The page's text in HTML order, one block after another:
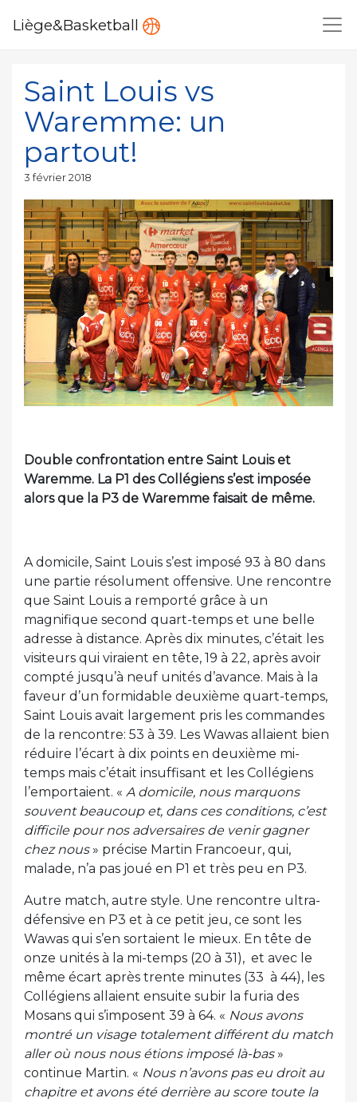
Liège&Basketball
Saint Louis vs
Waremme: un
partout!
Publié
3 février 2018
Double confrontation entre Saint Louis et
Waremme. La P1 des Collégiens s’est imposée
alors que la P3 de Waremme faisait de même.
A domicile, Saint Louis s’est imposé 93 à 80 dans
une partie résolument offensive. Une rencontre
que Saint Louis a remporté grâce à un
magnifique second quart-temps et une belle
adresse à distance. Après dix minutes, c’était les
visiteurs qui viraient en tête, 19 à 22, après avoir
compté jusqu’à neuf unités d’avance. Mais à la
faveur d’un formidable deuxième quart-temps,
Saint Louis avait largement pris les commandes
de la rencontre: 53 à 39. Les Wawas allaient bien
réduire l’écart à dix points en deuxième mi-
temps mais c’était insuffisant et les Collégiens
l’emportaient. « A domicile, nous marquons
souvent beaucoup et, dans ces conditions, c’est
difficile pour nos adversaires de venir gagner
chez nous» précise Martin Francoeur, qui,
malade, n’a pas joué en P1 et très peu en P3.
Autre match, autre style. Une rencontre ultra-
défensive en P3 et à ce petit jeu, ce sont les
Wawas qui s’en sortaient le mieux. En tête de
onze unités à la mi-temps (20 à 31), et avec le
même écart après trente minutes (33 à 44), les
Collégiens allaient ensuite subir la furia des
Mosans qui s’imposent 39 à 64. « Nous avons
montré un visage totalement différent du match
aller où nous nous étions imposé là-bas»
continue Martin. « Nous n’avons pas eu droit au
chapitre et avons été derrière au score toute la